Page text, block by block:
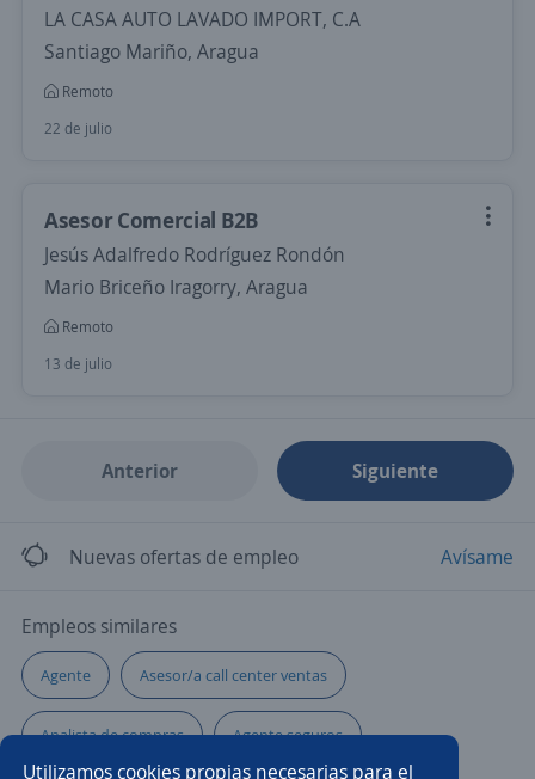
Utilizamos cookies propias necesarias para el
LA CASA AUTO LAVADO IMPORT, C.A
Santiago Mariño, Aragua
Remoto
22 de julio
Asesor Comercial B2B
Jesús Adalfredo Rodríguez Rondón
Mario Briceño Iragorry, Aragua
Remoto
13 de julio
Anterior Siguiente
Nuevas ofertas de empleo Avísame
Empleos similares
Agente Asesor/a call center ventas
Analista de compras Agente seguros